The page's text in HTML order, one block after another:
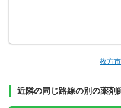
枚方
近隣の同じ路線の別の薬剤